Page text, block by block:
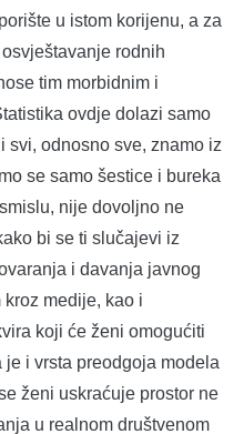
u istom korijenu, a za
rodnih
tim morbidnim i
ovdje dolazi samo
svi, odnosno sve, znamo iz
se samo šestice i bureka
nije dovoljno ne
bi se ti slučajevi iz
i davanja javnog
medije, kao i
koji će ženi omogućiti
i vrsta preodgoja modela
ženi uskraćuje prostor ne
u realnom društvenom